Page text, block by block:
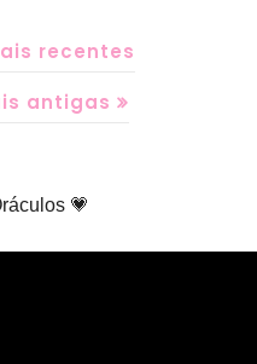
recentes
antigas
💗